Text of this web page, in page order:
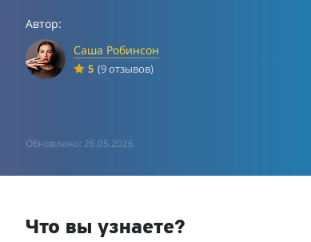
Автор:
Саша Робинсон
5 (9 отзывов)
Обновлено: 26.05.2026
Что вы узнаете?